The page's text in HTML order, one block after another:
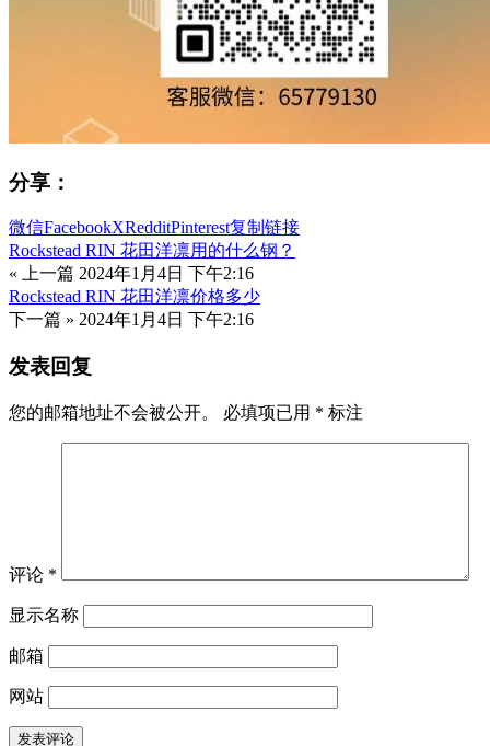
分享：
微信FacebookXRedditPinterest复制链接
Rockstead RIN 花田洋凛用的什么钢？
« 上一篇 2024年1月4日 下午2:16
Rockstead RIN 花田洋凛价格多少
下一篇 » 2024年1月4日 下午2:16
发表回复
您的邮箱地址不会被公开。 必填项已用 * 标注
评论 *
显示名称
邮箱
网站